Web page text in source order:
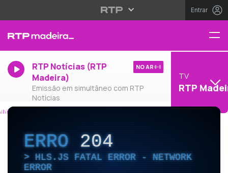
Entrar
RTP Notícias (RTP
Madeira)
Emissão em simultâneo com RTP
Notícias
NO AR
TV
RTP
ERRO204
HLS.JS FATAL ERROR - NETWORK
ERROR